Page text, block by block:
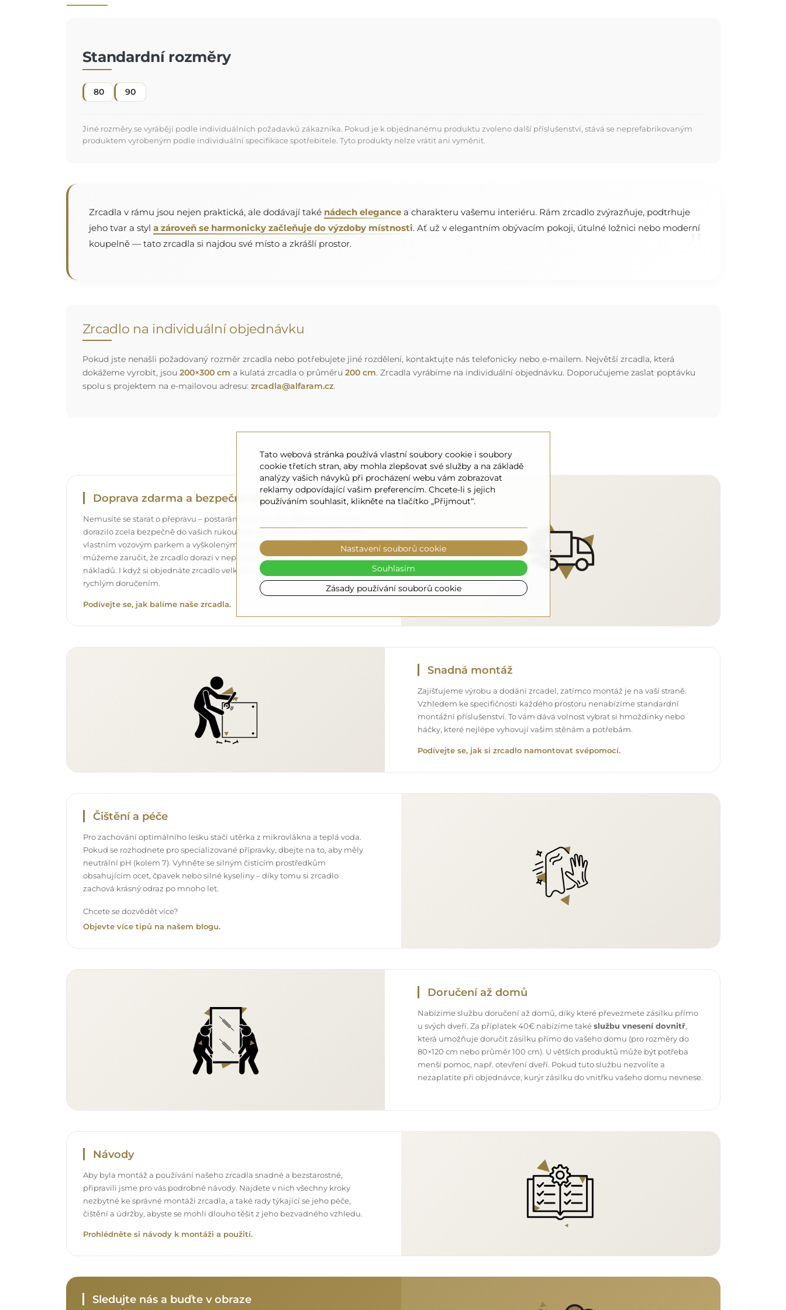
Standardní rozměry
80 90
Jiné rozměry se vyrábějí podle individuálních požadavků zákazníka. Pokud je k objednanému produktu zvoleno další příslušenství, stává se neprefabrikovaným
produktem vyrobeným podle individuální specifikace spotřebitele. Tyto produkty nelze vrátit ani vyměnit.
Zrcadla v rámu jsou nejen praktická, ale dodávají také nádech elegancea charakteru vašemu interiéru. Rám zrcadlo zvýrazňuje, podtrhuje
jeho tvar a styl a zároveň se harmonicky začleňuje do výzdoby místnosti. Ať už v elegantním obývacím pokoji, útulné ložnici nebo moderní
koupelně — tato zrcadla si najdou své místo a zkrášlí prostor.
Zrcadlo na individuální objednávku
Pokud jste nenašli požadovaný rozměr zrcadla nebo potřebujete jiné rozdělení, kontaktujte nás telefonicky nebo e-mailem. Největší zrcadla, která
dokážeme vyrobit, jsou 200×300 cm a kulatá zrcadla o průměru 200 cm. Zrcadla vyrábíme na individuální objednávku. Doporučujeme zaslat poptávku
spolu s projektem na e-mailovou adresu: zrcadla@alfaram.cz.
Doprava zdarma a bezpečný transport
Nemusíte se starat o přepravu – postaráme se o to, aby objednané zrcadlo
dorazilo zcela bezpečně do vašich rukou, a to úplně zdarma. Disponujeme
vlastním vozovým parkem a vyškoleným personálem, díky čemuž vám
můžeme zaručit, že zrcadlo dorazí v neporušeném stavu, bez dodatečných
nákladů. I když si objednáte zrcadlo velkých rozměrů, můžete počítat s
rychlým doručením.
Podívejte se, jak balíme naše zrcadla.
Snadná montáž
Zajišťujeme výrobu a dodání zrcadel, zatímco montáž je na vaší straně.
Vzhledem ke specifičnosti každého prostoru nenabízíme standardní
montážní příslušenství. To vám dává volnost vybrat si hmoždinky nebo
háčky, které nejlépe vyhovují vašim stěnám a potřebám.
Podívejte se, jak si zrcadlo namontovat svépomocí.
Čištění a péče
Pro zachování optimálního lesku stačí utěrka z mikrovlákna a teplá voda.
Pokud se rozhodnete pro specializované přípravky, dbejte na to, aby měly
neutrální pH (kolem 7). Vyhněte se silným čisticím prostředkům
obsahujícím ocet, čpavek nebo silné kyseliny – díky tomu si zrcadlo
zachová krásný odraz po mnoho let.
Chcete se dozvědět více?
Objevte více tipů na našem blogu.
Doručení až domů
Nabízíme službu doručení až domů, díky které převezmete zásilku přímo
u svých dveří. Za příplatek 40€ nabízíme takéslužbu vnesení dovnitř,
která umožňuje doručit zásilku přímo do vašeho domu (pro rozměry do
80×120 cm nebo průměr 100 cm). U větších produktů může být potřeba
menší pomoc, např. otevření dveří. Pokud tuto službu nezvolíte a
nezaplatíte při objednávce, kurýr zásilku do vnitřku vašeho domu nevnese.
Návody
Aby byla montáž a používání našeho zrcadla snadné a bezstarostné,
připravili jsme pro vás podrobné návody. Najdete v nich všechny kroky
nezbytné ke správné montáži zrcadla, a také rady týkající se jeho péče,
čištění a údržby, abyste se mohli dlouho těšit z jeho bezvadného vzhledu.
Prohlédněte si návody k montáži a použití.
Sledujte nás a buďte v obraze
Tato webová stránka používá vlastní soubory cookie i soubory
cookie třetích stran, aby mohla zlepšovat své služby a na základě
analýzy vašich návyků při procházení webu vám zobrazovat
reklamy odpovídající vašim preferencím. Chcete-li s jejich
používáním souhlasit, klikněte na tlačítko „Přijmout“.
Zásady používání souborů cookie
Nastavení souborů cookie
Souhlasím